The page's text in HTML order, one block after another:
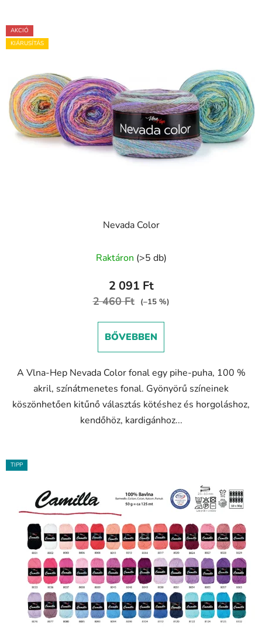
AKCIÓ
KIÁRUSÍTÁS
Nevada Color
termék
átlagos
értékelése
5,0
Raktáron (>5 db)
2 091 Ft
2 460 Ft (–15 %)
BŐVEBBEN
A Vlna-Hep Nevada Color fonal egy pihe-puha, 100 %
akril, színátmenetes fonal. Gyönyörű színeinek
köszönhetően kitűnő választás kötéshez és horgoláshoz,
kendőhöz, kardigánhoz...
TIPP